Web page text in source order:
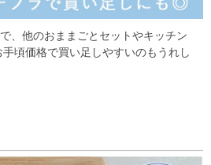
、他のおままごとセットやキッチン
手頃価格で買い足しやすいのもうれし